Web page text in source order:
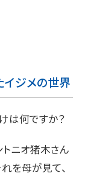
イジメの世界
は何ですか？
ニオ猪木さん
を母が見て、